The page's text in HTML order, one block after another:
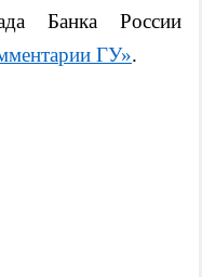
Банка России
ГУ».